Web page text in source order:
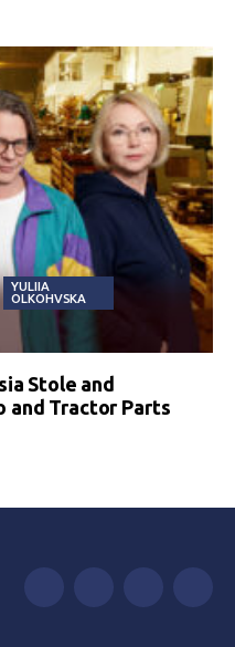
YULIIA
OLKOHVSKA
Stole and
Tractor Parts